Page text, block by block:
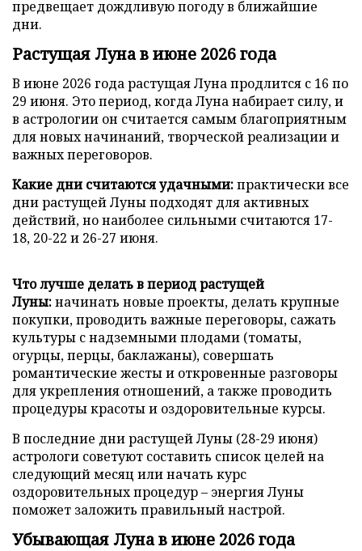
предвещает дождливую погоду в ближайшие
дни.
Растущая Луна в июне 2026 года
В июне 2026 года растущая Луна продлится с 16 по
29 июня. Это период, когда Луна набирает силу, и
в астрологии он считается самым благоприятным
для новых начинаний, творческой реализации и
важных переговоров.
Какие дни считаются удачными:практически все
дни растущей Луны подходят для активных
действий, но наиболее сильными считаются 17-
18, 20-22 и 26-27 июня.
Что лучше делать в период растущей
Луны:начинать новые проекты, делать крупные
покупки, проводить важные переговоры, сажать
культуры с надземными плодами (томаты,
огурцы, перцы, баклажаны), совершать
романтические жесты и откровенные разговоры
для укрепления отношений, а также проводить
процедуры красоты и оздоровительные курсы.
В последние дни растущей Луны (28-29 июня)
астрологи советуют составить список целей на
следующий месяц или начать курс
оздоровительных процедур – энергия Луны
поможет заложить правильный настрой.
Убывающая Луна в июне 2026 года